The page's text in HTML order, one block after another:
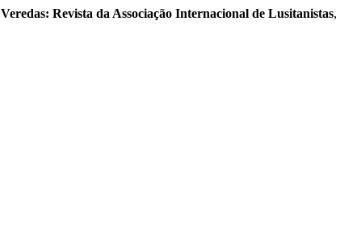
Veredas: Revista da Associação Internacional de Lusitanistas,